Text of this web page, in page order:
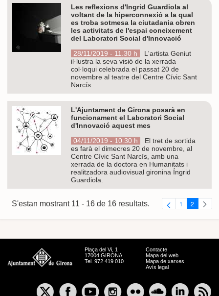
Les reflexions d'Ingrid Guardiola al
voltant de la hiperconnexió a la qual
es troba sotmesa la ciutadania obren
les activitats de l'espai coneixement
del Laboratori Social d'Innovació
28/11/2019 - 11.30 h
L'artista Geniut
il·lustra la seva visió de la xerrada
col·loqui celebrada el passat 20 de
novembre al teatre del Centre Cívic Sant
Narcís.
L'Ajuntament de Girona posarà en
funcionament el Laboratori Social
d'Innovació aquest mes
04/11/2019 - 10.30 h
El tret de sortida
es farà el dimecres 20 de novembre, al
Centre Cívic Sant Narcís, amb una
xerrada de la doctora en Humanitats i
realitzadora audiovisual gironina Íngrid
Guardiola.
S'estan mostrant 11 - 16 de 16 resultats. Pàgina
1 Pàgina
2
Plaça del Vi, 1
17004 GIRONA
Tel. 972 419 010
Contacte
Mapa del web
Mapa de xarxes
Avís legal